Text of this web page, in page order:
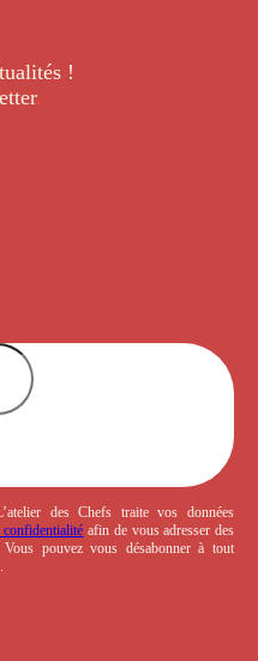
!
.
des Chefs traite vos données
afin de vous adresser des
pouvez vous désabonner à tout